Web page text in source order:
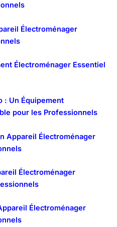
Électroménager
Électroménager Essentiel
: Un Équipement
pour les Professionnels
Appareil Électroménager
Électroménager
Électroménager